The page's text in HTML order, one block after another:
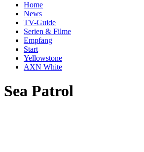
Home
News
TV-Guide
Serien & Filme
Empfang
Start
Yellowstone
AXN White
Sea Patrol